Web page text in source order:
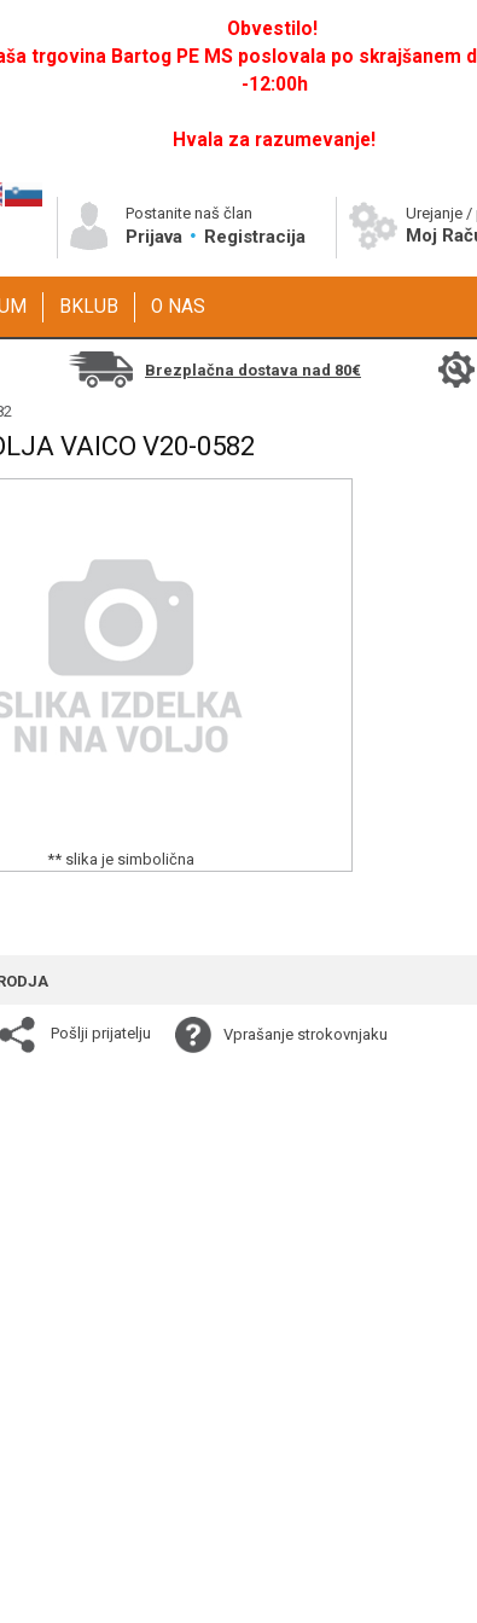
Obvestilo!
trgovina Bartog PE MS poslovala po skrajšanem
-12:00h
Hvala za razumevanje!
Postanite naš član
Prijava Registracija
Urejanje /
Moj
BKLUB O NAS
Brezplačna dostava nad 80€
VAICO V20-0582
** slika je simbolična
Pošlji prijatelju Vprašanje strokovnjaku